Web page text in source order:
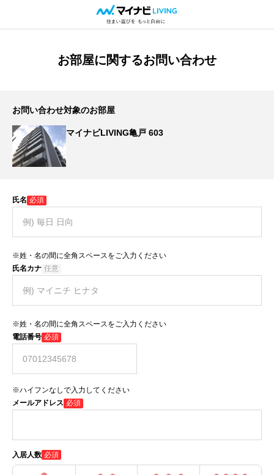
お部屋に関するお問い合わせ
お問い合わせ対象のお部屋
マイナビLIVING亀戸 603
氏名 必須
※姓・名の間に全角スペースをご入力ください
氏名カナ 任意
※姓・名の間に全角スペースをご入力ください
電話番号 必須
※ハイフンなしで入力してください
メールアドレス 必須
入居人数 必須